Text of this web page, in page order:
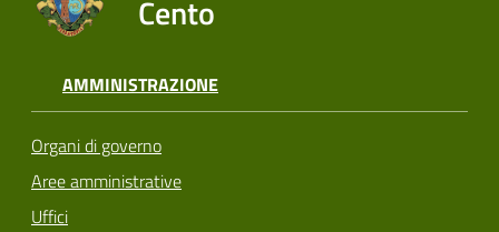
Cento
AMMINISTRAZIONE
Organi di governo
Aree amministrative
Uffici